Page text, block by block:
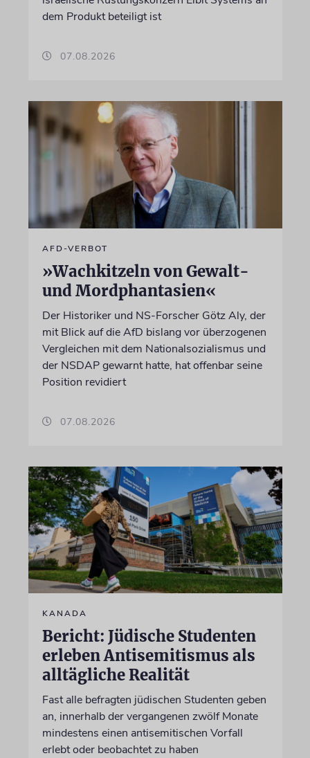
dem Produkt beteiligt ist
07.08.2026
AFD-VERBOT
»Wachkitzeln von Gewalt-
und Mordphantasien«
Der Historiker und NS-Forscher Götz Aly, der
mit Blick auf die AfD bislang vor überzogenen
Vergleichen mit dem Nationalsozialismus und
der NSDAP gewarnt hatte, hat offenbar seine
Position revidiert
07.08.2026
KANADA
Bericht: Jüdische Studenten
erleben Antisemitismus als
alltägliche Realität
Fast alle befragten jüdischen Studenten geben
an, innerhalb der vergangenen zwölf Monate
mindestens einen antisemitischen Vorfall
erlebt oder beobachtet zu haben